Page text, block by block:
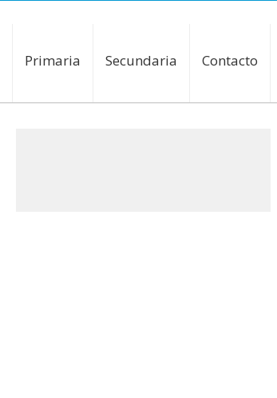
Primaria Secundaria Contacto